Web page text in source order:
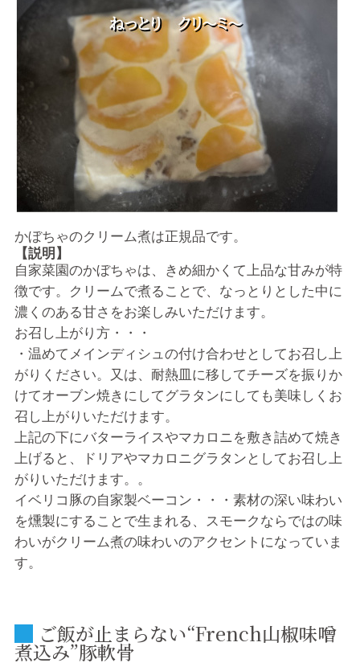
かぼちゃのクリーム煮は正規品です。
【説明】
自家菜園のかぼちゃは、きめ細かくて上品な甘みが特
徴です。クリームで煮ることで、なっとりとした中に
濃くのある甘さをお楽しみいただけます。
お召し上がり方・・・
・温めてメインディシュの付け合わせとしてお召し上
がりください。又は、耐熱皿に移してチーズを振りか
けてオーブン焼きにしてグラタンにしても美味しくお
召し上がりいただけます。
上記の下にバターライスやマカロニを敷き詰めて焼き
上げると、ドリアやマカロニグラタンとしてお召し上
がりいただけます。。
イベリコ豚の自家製ベーコン・・・素材の深い味わい
を燻製にすることで生まれる、スモークならではの味
わいがクリーム煮の味わいのアクセントになっていま
す。
ご飯が止まらない“French山椒味噌
煮込み”豚軟骨